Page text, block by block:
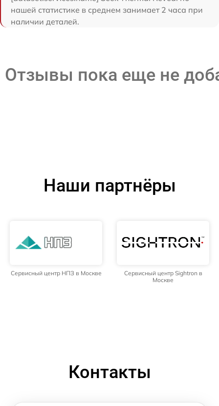
нашей статистике в среднем занимает 2 часа при
наличии деталей.
Отзывы пока еще не
Наши партнёры
Сервисный центр НПЗ в Москве
Сервисный центр Sightron в
Москве
Контакты